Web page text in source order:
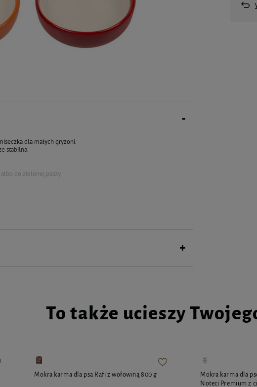
dla małych gryzoni.
stabilna.
do zielonej paszy.
To także ucieszy
Mokra karma dla psa Rafi z wołowiną 800 g
Mokra karma dla
Noteci Premium z